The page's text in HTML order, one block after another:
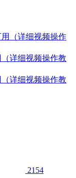
详细视频操作教
详细视频操作教
2154